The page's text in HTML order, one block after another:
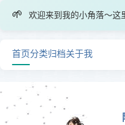
🌱 欢迎来到我的小角落～这
首页 分类归档关于我